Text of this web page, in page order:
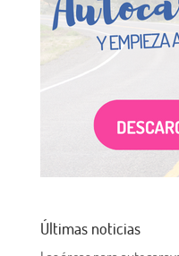
Últimas noticias